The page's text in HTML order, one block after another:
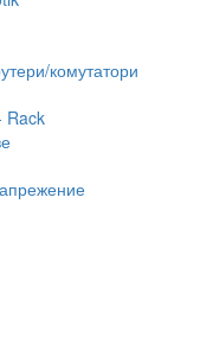
комутатори
Rack